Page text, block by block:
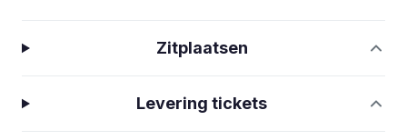
Zitplaatsen
Levering tickets